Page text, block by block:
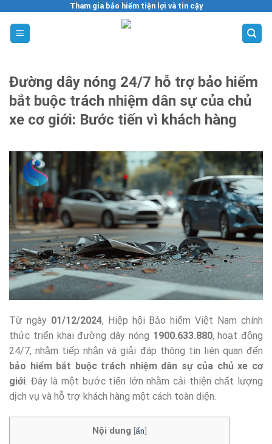
content
Tham gia bảo hiểm tiện lợi và tin cậy
Đường dây nóng 24/7 hỗ trợ bảo hiểm
bắt buộc trách nhiệm dân sự của chủ
xe cơ giới: Bước tiến vì khách hàng
Từ ngày 01/12/2024, Hiệp hội Bảo hiểm Việt Nam chính
thức triển khai đường dây nóng 1900.633.880, hoạt động
24/7, nhằm tiếp nhận và giải đáp thông tin liên quan đến
bảo hiểm bắt buộc trách nhiệm dân sự của chủ xe cơ
giới . Đây là một bước tiến lớn nhằm cải thiện chất lượng
dịch vụ và hỗ trợ khách hàng một cách toàn diện.
Nội dung [ẩn]